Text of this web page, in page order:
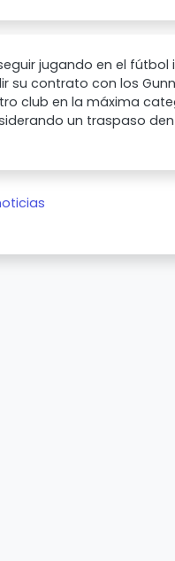
jugando en el
su contrato con los
club en la máxima
un traspaso